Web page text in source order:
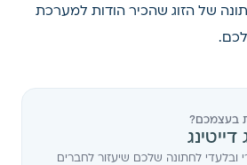
של הזוג שהכיר הודות למערכת
בעצמכם?
דייטינג
ובלעדי לחתונה שלכם שיעזור לחברים